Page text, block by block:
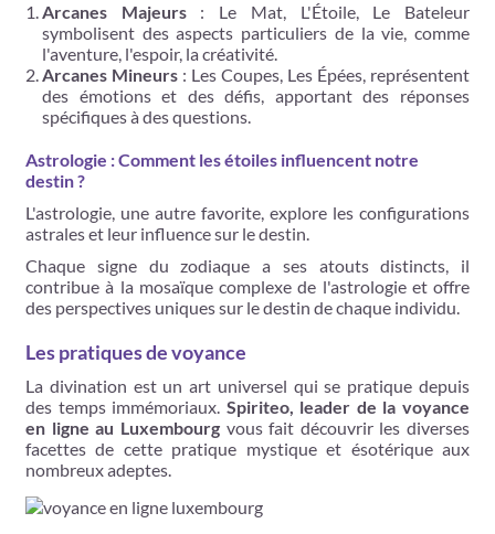
Arcanes Majeurs: Le Mat, L'Étoile, Le Bateleur
symbolisent des aspects particuliers de la vie, comme
l'aventure, l'espoir, la créativité.
Arcanes Mineurs : Les Coupes, Les Épées, représentent
des émotions et des défis, apportant des réponses
spécifiques à des questions.
Astrologie : Comment les étoiles influencent notre
destin ?
L'astrologie, une autre favorite, explore les configurations
astrales et leur influence sur le destin.
Chaque signe du zodiaque a ses atouts distincts, il
contribue à la mosaïque complexe de l'astrologie et offre
des perspectives uniques sur le destin de chaque individu.
Les pratiques de voyance
La divination est un art universel qui se pratique depuis
des temps immémoriaux. Spiriteo, leader de la voyance
en ligne au Luxembourgvous fait découvrir les diverses
facettes de cette pratique mystique et ésotérique aux
nombreux adeptes.